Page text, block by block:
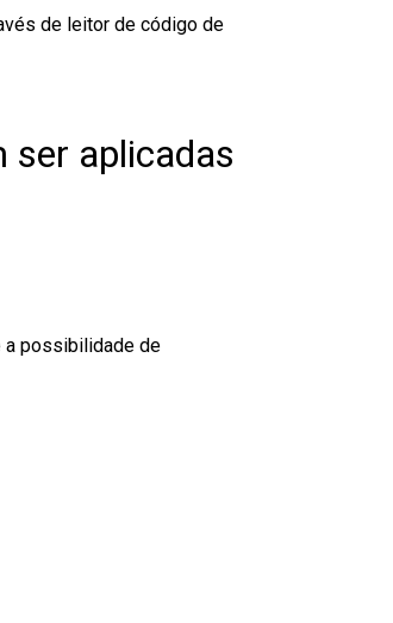
de leitor de código de
ser aplicadas
a possibilidade de